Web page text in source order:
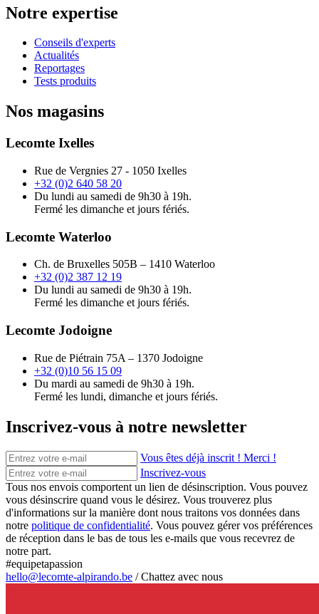
Notre expertise
Conseils d'experts
Actualités
Reportages
Tests produits
Nos magasins
Lecomte Ixelles
Rue de Vergnies 27 - 1050 Ixelles
+32 (0)2 640 58 20
Du lundi au samedi de 9h30 à 19h.
Fermé les dimanche et jours fériés.
Lecomte Waterloo
Ch. de Bruxelles 505B – 1410 Waterloo
+32 (0)2 387 12 19
Du lundi au samedi de 9h30 à 19h.
Fermé les dimanche et jours fériés.
Lecomte Jodoigne
Rue de Piétrain 75A – 1370 Jodoigne
+32 (0)10 56 15 09
Du mardi au samedi de 9h30 à 19h.
Fermé les lundi, dimanche et jours fériés.
Inscrivez-vous à notre newsletter
Vous êtes déjà inscrit ! Merci !
Inscrivez-vous
Tous nos envois comportent un lien de désinscription. Vous pouvez
vous désinscrire quand vous le désirez. Vous trouverez plus
d'informations sur la manière dont nous traitons vos données dans
notre politique de confidentialité. Vous pouvez gérer vos préférences
de réception dans le bas de tous les e-mails que vous recevrez de
notre part.
#equipetapassion
hello@lecomte-alpirando.be /Chattez avec nous